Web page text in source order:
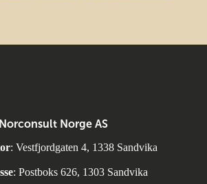
Norconsult Norge AS
: Vestfjordgaten 4, 1338 Sandvika
: Postboks 626, 1303 Sandvika